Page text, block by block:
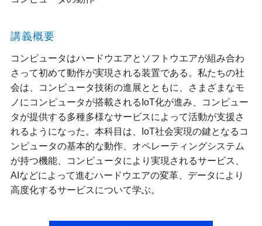
講義概要
コンピュータはハードウエアとソフトウエアが組み合わ
さって初めて動作が実現される装置である。私たちの社
会は、コンピュータ技術の進展とともに、さまざまなモ
ノにコンピュータが搭載されるIoT化が進み、コンピュー
タが提供する多種多様なサービスによって活動が支援さ
れるようになった。本科目は、IoT社会実現の鍵となるコ
ンピュータの基本的な動作、オペレーティングシステム
が持つ機能、コンピュータにより実現されるサービス、
AIなどによって進むハードウエアの変革、データにより
高度化するサービスについて学ぶ。